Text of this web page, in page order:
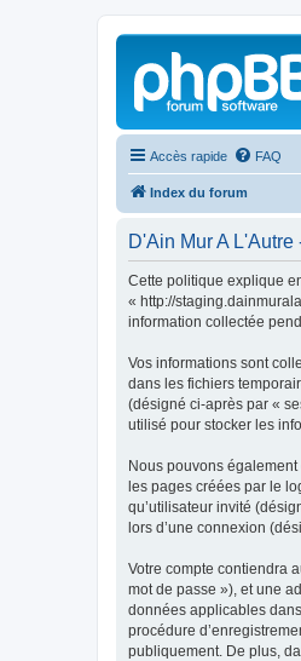
Accès rapide FAQ
Index du forum
D'Ain Mur A
Cette politique explique
« http://
information collectée
Vos informations sont
dans les fichiers
(désigné ci-après par «
utilisé pour stocker les
Nous pouvons
les pages créées par le
qu’utilisateur invité
lors d’une connexion
Votre compte contiendra
mot de passe »), et une
données applicables
procédure
publiquement. De plus,